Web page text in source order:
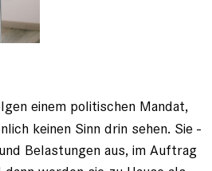
einem politischen Mandat,
keinen Sinn drin sehen. Sie
Belastungen aus, im Auftrag